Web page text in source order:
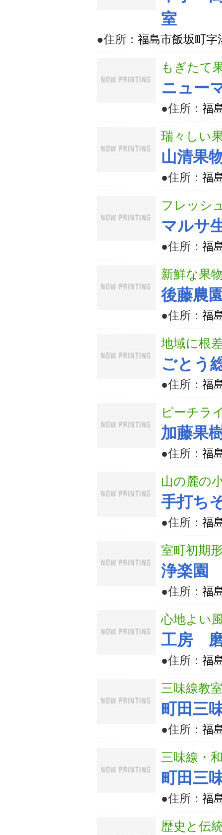
室
●住所： 福島市飯坂町字
もぎたて
ニュー
●住所： 福
瑞々しい
山清果
●住所： 福
フレッシ
マルサ
●住所： 福
新鮮な果
後藤農
●住所： 福
地域に根
ごとう
●住所： 福
ピーチラ
加藤果
●住所： 福
山の麓の
手打ち
●住所： 福
室町初期
浄楽園
●住所： 福
心地よい
工房
●住所： 福
三味線教
町田三
●住所： 福
三味線・
町田三
●住所： 福
歴史と伝